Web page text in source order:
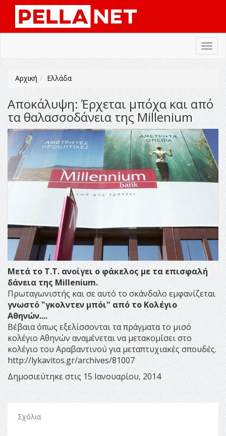
Αρχική Ελλάδα
Αποκάλυψη: Έρχεται μπόχα και από
τα θαλασσοδάνεια της Millenium
Μετά το Τ.Τ. ανοίγει ο φάκελος με τα επισφαλή
δάνεια της Millenium.
Πρωταγωνιστής και σε αυτό το σκάνδαλο εμφανίζεται
γνωστό "γκολντεν μπόι" από το Κολέγιο
Αθηνών....
Βέβαια όπως εξελίσσονται τα πράγματα το μισό
κολέγιο Αθηνών αναμένεται να μετακομίσει στο
κολέγιο του Αραβαντινού για μεταπτυχιακές σπουδές.
http://lykavitos.gr/archives/81007
Δημοσιεύτηκε στις 15 Ιανουαρίου, 2014
Σχόλια